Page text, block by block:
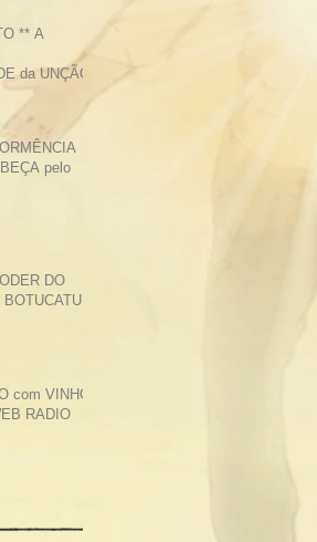
** A
da UNÇÃO
pelo
DO
-
com VINHO
RADIO